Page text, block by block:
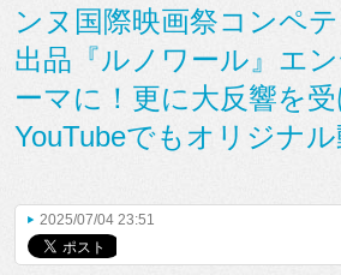
ンヌ国際映画祭コンペ
出品『ルノワール』エ
ーマに！更に大反響を
YouTubeでもオリジナル
2025/07/04 23:51